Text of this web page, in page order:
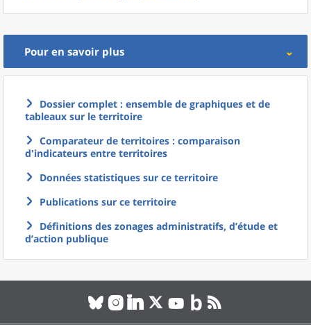
Pour en savoir plus
Dossier complet : ensemble de graphiques et de
tableaux sur le territoire
Comparateur de territoires : comparaison
d'indicateurs entre territoires
Données statistiques sur ce territoire
Publications sur ce territoire
Définitions des zonages administratifs, d’étude et
d’action publique